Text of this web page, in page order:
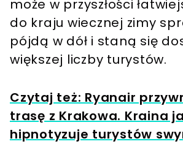
może w przyszłości
do kraju wiecznej zimy
pójdą w dół i staną się
większej liczby turystów.
Czytaj też: Ryanair
trasę z Krakowa. Kraina
hipnotyzuje turystów